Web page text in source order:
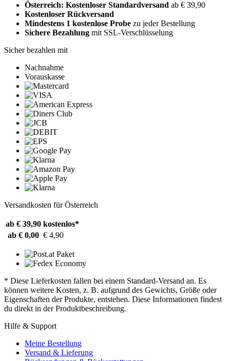
Österreich: Kostenloser Standardversand ab € 39,90
Kostenloser Rückversand
Mindestens 1 kostenlose Probe zu jeder Bestellung
Sichere Bezahlung mit SSL-Verschlüsselung
Sicher bezahlen mit
Nachnahme
Vorauskasse
Versandkosten für Österreich
ab € 39,90 kostenlos*
ab € 0,00 € 4,90
* Diese Lieferkosten fallen bei einem Standard-Versand an. Es
können weitere Kosten, z. B. aufgrund des Gewichts, Größe oder
Eigenschaften der Produkte, entstehen. Diese Informationen findest
du direkt in der Produktbeschreibung.
Hilfe & Support
Meine Bestellung
Versand & Lieferung